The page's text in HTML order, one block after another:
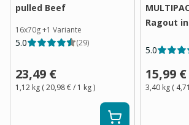
pulled Beef
16x70g+1 Variante
5.0 (29)
23,49 €
1,12 kg (20,98 €/ 1 kg)
Ragout
5.0
15,99 €
3,40 kg (